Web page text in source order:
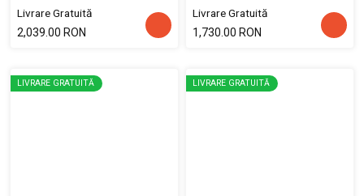
Livrare Gratuită
2,039.00 RON
Livrare Gratuită
1,730.00 RON
LIVRARE GRATUITĂ LIVRARE GRATUITĂ